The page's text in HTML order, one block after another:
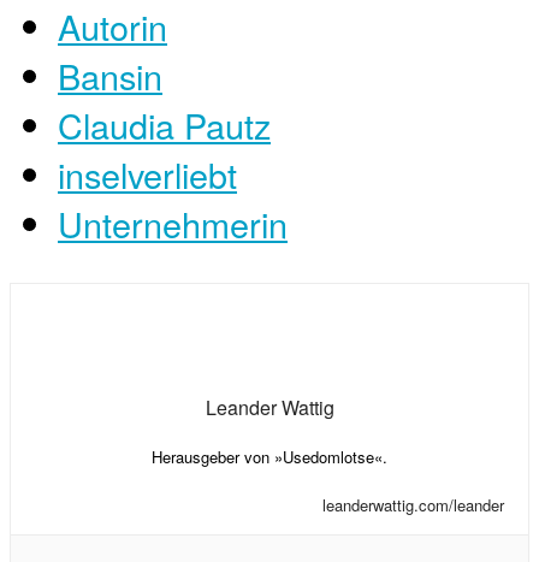
Autorin
Bansin
Claudia Pautz
inselverliebt
Unternehmerin
Leander Wattig
Herausgeber von »Usedomlotse«.
leanderwattig.com/leander